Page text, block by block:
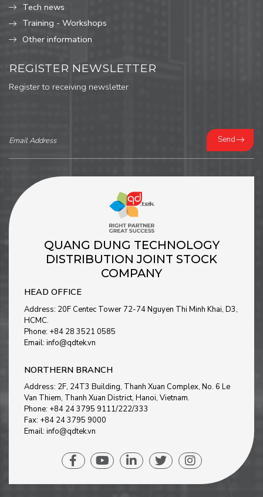
Tech news
Training - Workshops
Other information
REGISTER NEWSLETTER
Register to receiving newsletter
Send
QUANG DUNG TECHNOLOGY
DISTRIBUTION JOINT STOCK
COMPANY
HEAD OFFICE
Address: 20F Centec Tower 72-74 Nguyen Thi Minh Khai, D3,
HCMC.
Phone: +84 28 3521 0585
Email: info@qdtek.vn
NORTHERN BRANCH
Address: 2F, 24T3 Building, Thanh Xuan Complex, No. 6 Le
Van Thiem, Thanh Xuan District, Hanoi, Vietnam.
Phone: +84 24 3795 9111/222/333
Fax: +84 24 3795 9000
Email: info@qdtek.vn